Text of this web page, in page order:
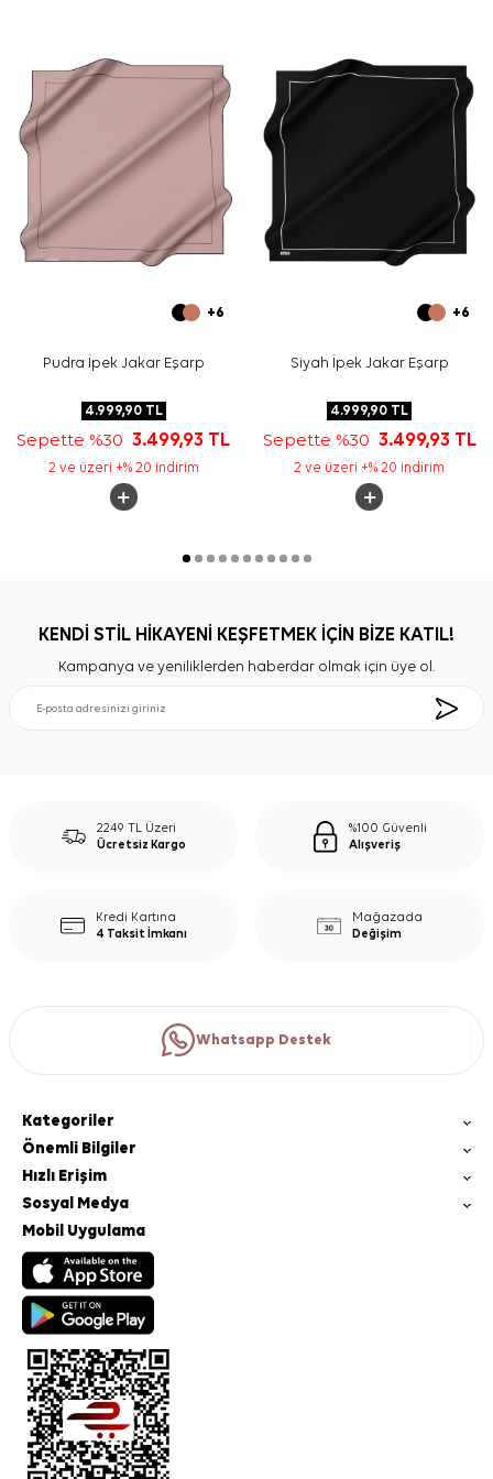
Bakım
Yıkama ve bakım için ürün etiketindeki talimatları
izleyiniz. İpek ve hassas eşarplarda elde bakım veya leke
temizliği gerektiğinde
Aker İpek Eşarp Şampuanı
kullanabilirsiniz.
Sıkça Sorulan Sorular
Bu eşarp hangi materyalden üretilmiştir?
Bej İpek Krep Saten Kare Geometrik Desenli Eşarp
Deseninde hangi renkler öne çıkar?
Bu ipek krep saten eşarp nasıl kombinlenir?
+6
Pudra İpek Jakar Eşarp
4.999,90TL
Sepette %303.499,93 TL
2 ve üzeri +% 20 indirim
+6
Siyah İpek Jakar Eşarp
4.999,90 TL
Sepette %30 3.499,93 TL
2 ve üzeri +% 20 indirim
KENDİ STİL HİKAYENİ KEŞFETMEK İÇİN BİZE KATIL!
Kampanya ve yeniliklerden haberdar olmak için üye ol.
2249 TL Üzeri
Ücretsiz Kargo
%100 Güvenli
Alışveriş
Kredi Kartına
4 Taksit İmkanı
Mağazada
Değişim
Whatsapp Destek
Kategoriler
Önemli Bilgiler
Hızlı Erişim
Sosyal Medya
Mobil Uygulama